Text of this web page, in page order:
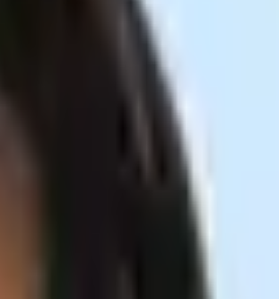
zu bleiben und die besten Kandidaten zu